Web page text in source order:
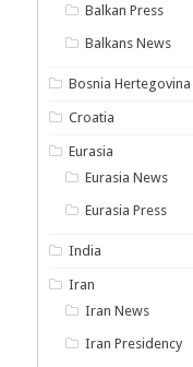
Balkan Press
Balkans News
Bosnia Hertegovina
Croatia
Eurasia
Eurasia News
Eurasia Press
India
Iran
Iran News
Iran Presidency